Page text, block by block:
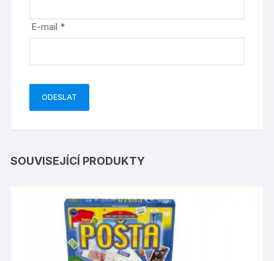
E-mail *
SOUVISEJÍCÍ PRODUKTY